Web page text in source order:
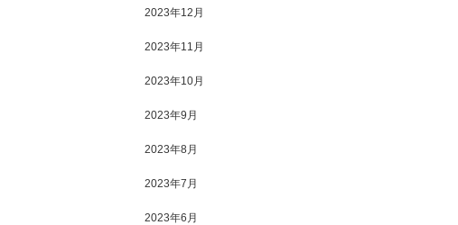
2023年12月
2023年11月
2023年10月
2023年9月
2023年8月
2023年7月
2023年6月